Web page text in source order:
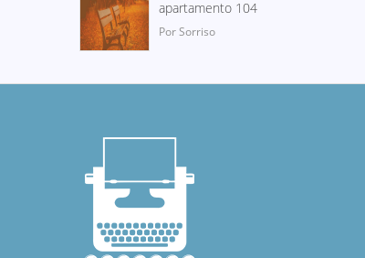
apartamento 104
Por Sorriso